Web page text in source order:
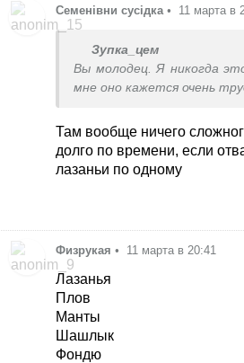
Семенівни сусідка • 11 марта в
Зупка_цем
Вы молодец. Я никогда
мне оно кажется очень
Там вообще ничего
долго по времени, если
лазаньи по одному
Физрукая • 11 марта в 20:41
Лазанья
Плов
Манты
Шашлык
Фондю